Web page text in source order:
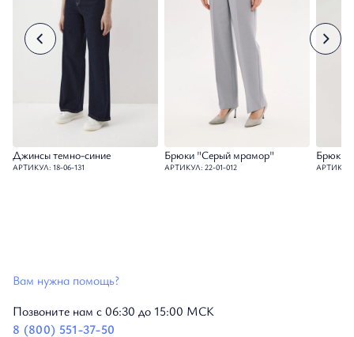
Джинсы темно-синие
АРТИКУЛ: 18-06-131
Брюки "Серый мрамор"
АРТИКУЛ: 22-01-012
Брюки
АРТИКУЛ:
Вам нужна помощь?
Позвоните нам с 06:30 до 15:00 МСК
8 (800) 551-37-50